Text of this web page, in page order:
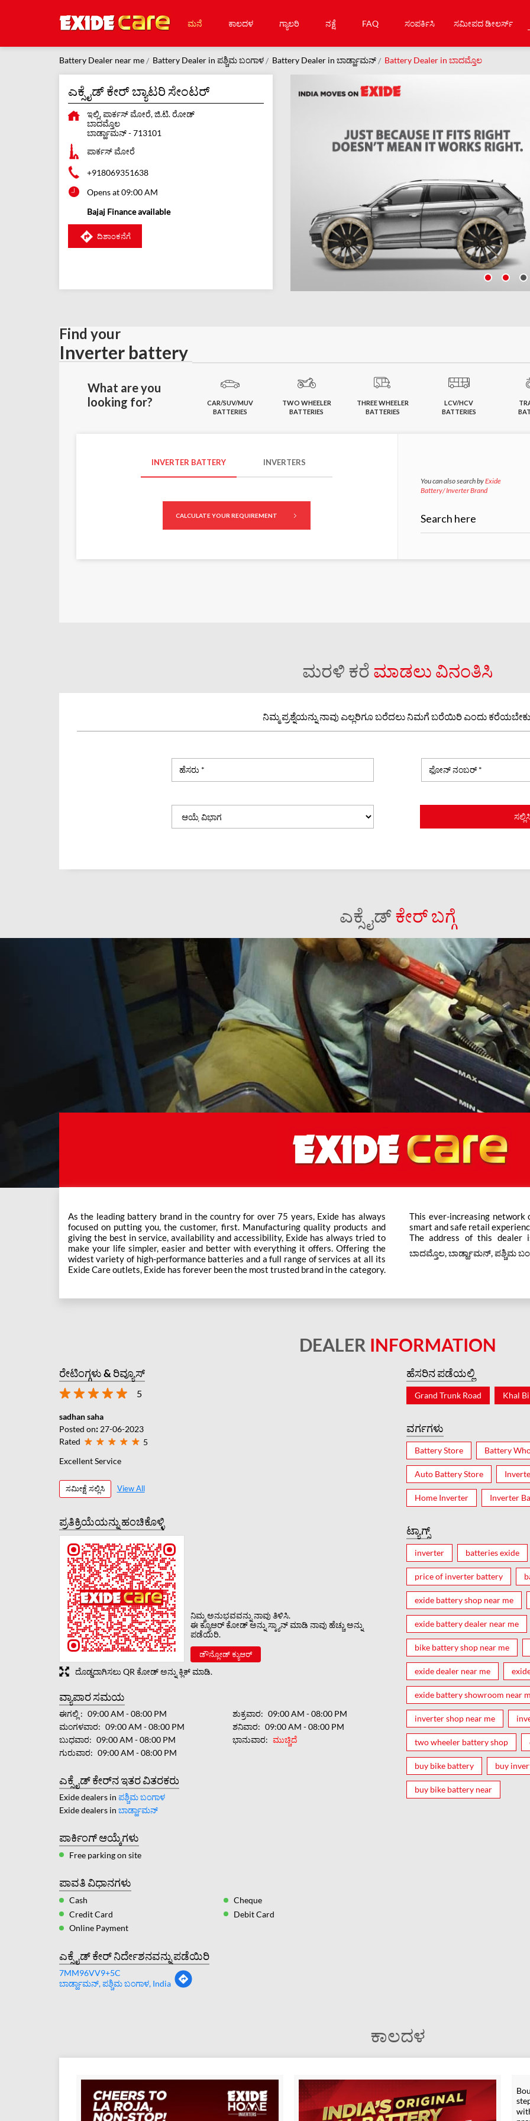
ಮನೆ ಕಾಲದಳ ಗ್ಯಾಲರಿ ನಕ್ಷೆ FAQ ಸಂಪರ್ಕಿಸಿ ಸಮೀಪದ ಡೀಲರ್ಸ್
Battery Dealer near me Battery Dealer in ಪಶ್ಚಿಮ ಬಂಗಾಳ Battery Dealer in ಬಾರ್ಡ್ಹಾಮನ್ Battery Dealer in ಬಾದಮ್ತೊಲ
ಎಕ್ಸೈಡ್ ಕೇರ್ ಬ್ಯಾಟರಿ ಸೇಂಟರ್
ಇಲ್ಲಿ, ಪಾರ್ಕಸ್ ಮೋರೆ, ಜಿ.ಟಿ. ರೋಡ್
ಬಾದಮ್ತೊಲ
ಬಾರ್ಡ್ಹಾಮನ್-713101
ಪಾರ್ಕಸ್ ಮೋರೆ
+918069351638
Opens at 09:00 AM
Bajaj Finance available
ದಿಶಾಂಕನೆಗೆ
ಮರಳಿ ಕರೆ ಮಾಡಲು ವಿನಂತಿಸಿ
ನಿಮ್ಮ ಪ್ರಶ್ನೆಯನ್ನು ನಾವು ಎಲ್ಲರಿಗೂ ಬರೆದಲು ನಿಮಗೆ ಬರೆಯಿರಿ ಎಂದು
ಎಕ್ಸೈಡ್ಕೇರ್ ಬಗ್ಗೆ
As the leading battery brand in the country for over 75 years, Exide has always
focused on putting you, the customer, first. Manufacturing quality products and
giving the best in service, availability and accessibility, Exide has always tried to
make your life simpler, easier and better with everything it offers. Offering the
widest variety of high-performance batteries and a full range of services at all its
Exide Care outlets, Exide has forever been the most trusted brand in the category.
This ever-increasing network of Exide Care outlets across the country ensure a
smart and safe retail
The address of this
ಬಾದಮ್ತೊಲ, ಬಾರ್ಡ್ಹಾಮನ್, ಪಶ್ಚಿಮ
DEALER INFORMATION
ರೇಟಿಂಗ್ಗಳು & ರಿವ್ಯೂಸ್
5
sadhan saha
Posted on: 27-06-2023
Rated
5
Excellent Service
ಸಮೀಕ್ಷೆ ಸಲ್ಲಿಸಿ View All
ಪ್ರತಿಕ್ರಿಯೆಯನ್ನು ಹಂಚಿಕೊಳ್ಳಿ
ನಿಮ್ಮ ಅನುಭವವನ್ನು ನಾವು ತಿಳಿಸಿ.
ಈ ಕ್ಯೂಆರ್ ಕೋಡ್ ಅನ್ನು ಸ್ಕ್ಯಾನ್ ಮಾಡಿ ನಾವು ಹೆಚ್ಚು ಅನ್ನು
ಪಡೆಯಿರಿ.
ಡೌನ್ಲೋಡ್ ಕ್ಯುಆರ್
ದೊಡ್ಡದಾಗಿಸಲು QR ಕೋಡ್ ಅನ್ನು ಕ್ಲಿಕ್ ಮಾಡಿ.
ವ್ಯಾಪಾರ ಸಮಯ
ಈಗಲ್ಲಿ
09:00 AM - 08:00 PM
ಮಂಗಳವಾರ
09:00 AM - 08:00 PM
ಬುಧವಾರ
09:00 AM - 08:00 PM
ಗುರುವಾರ
09:00 AM - 08:00 PM
ಶುಕ್ರವಾರ
09:00 AM - 08:00 PM
ಶನಿವಾರ
09:00 AM - 08:00 PM
ಭಾನುವಾರ
ಮುಚ್ಚಿದೆ
ಎಕ್ಸೈಡ್ ಕೇರ್‌ನ ಇತರ ವಿತರಕರು
Exide dealers in ಪಶ್ಚಿಮ ಬಂಗಾಳ
Exide dealers in ಬಾರ್ಡ್ಹಾಮನ್
ಪಾರ್ಕಿಂಗ್ ಆಯ್ಕೆಗಳು
Free parking on site
ಪಾವತಿ ವಿಧಾನಗಳು
Cash
Cheque
Credit Card
Debit Card
Online Payment
ಎಕ್ಸೈಡ್ ಕೇರ್ ನಿರ್ದೇಶನವನ್ನು ಪಡೆಯಿರಿ
7MM96VV9+5C
ಬಾರ್ಡ್ಹಾಮನ್, ಪಶ್ಚಿಮ ಬಂಗಾಳ, India
ಹೆಸರಿನ ಪಡೆಯಲ್ಲಿ
Grand Trunk Road Khal
ವರ್ಗಗಳು
Battery Store Battery
Auto Battery Store
Home Inverter Inverter
ಟ್ಯಾಗ್ಸ್
inverter batteries exide
price of inverter battery
exide battery shop near me
exide battery dealer near me
bike battery shop near me
exide dealer near me
exide battery showroom near
inverter shop near me
two wheeler battery shop
buy bike battery buy
buy bike battery near
ಕಾಲದಳ